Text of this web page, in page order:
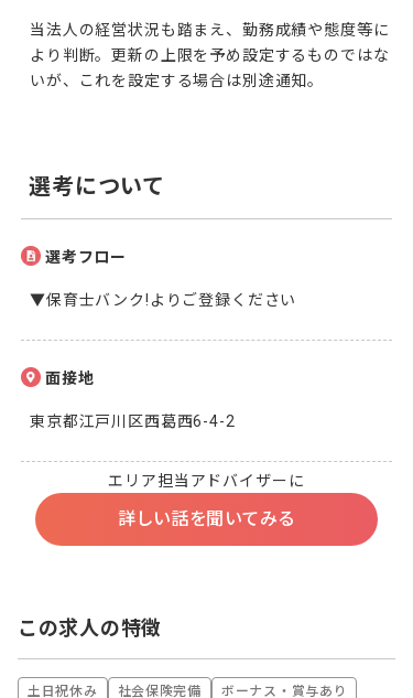
当法人の経営状況も踏まえ、勤務成績や態度等に
より判断。更新の上限を予め設定するものではな
いが、これを設定する場合は別途通知。
選考について
選考フロー
▼保育士バンク!よりご登録ください
面接地
東京都江戸川区西葛西6-4-2
エリア担当アドバイザーに
詳しい話を聞いてみる
この求人の特徴
土日祝休み 社会保険完備
ボーナス・賞与あり